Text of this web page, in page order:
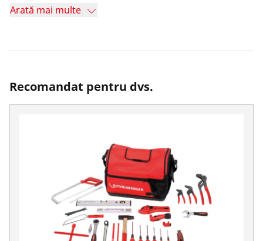
Arată mai multe
Recomandat pentru dvs.